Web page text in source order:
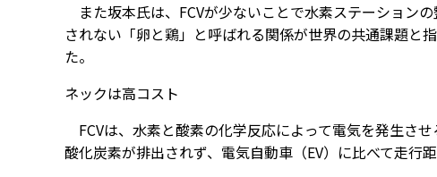
また坂本氏は、FCVが少ないことで水素ステーション
されない「卵と鶏」と呼ばれる関係が世界の共通課題と
た。
ネックは高コスト
FCVは、水素と酸素の化学反応によって電気を発生さ
酸化炭素が排出されず、電気自動車（EV）に比べて走行